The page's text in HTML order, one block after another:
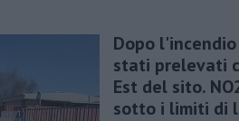
Dopo
stati prelevati
Est del sito.
sotto i limiti di